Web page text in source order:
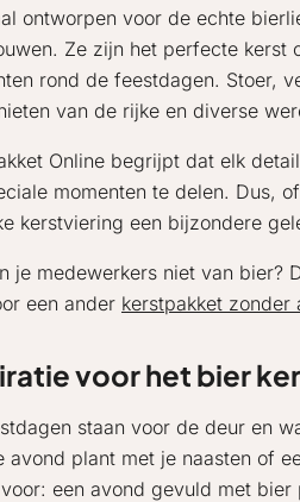
ontworpen voor de echte
Ze zijn het perfecte kerst
rond de feestdagen. Stoer,
van de rijke en diverse
Online begrijpt dat elk
momenten te delen. Dus,
kerstviering een bijzondere
je medewerkers niet van bier?
een ander kerstpakket zonder
voor het bier
staan voor de deur en
avond plant met je naasten of
een avond gevuld met